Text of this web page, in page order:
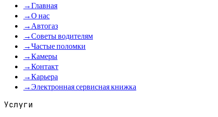
→Главная
→О нас
→Автогаз
→Советы водителям
→Частые поломки
→Камеры
→Контакт
→Карьера
→Электронная сервисная книжка
Услуги